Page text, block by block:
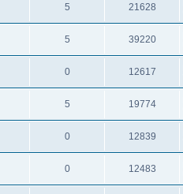
5 21628
5 39220
0 12617
5 19774
0 12839
0 12483